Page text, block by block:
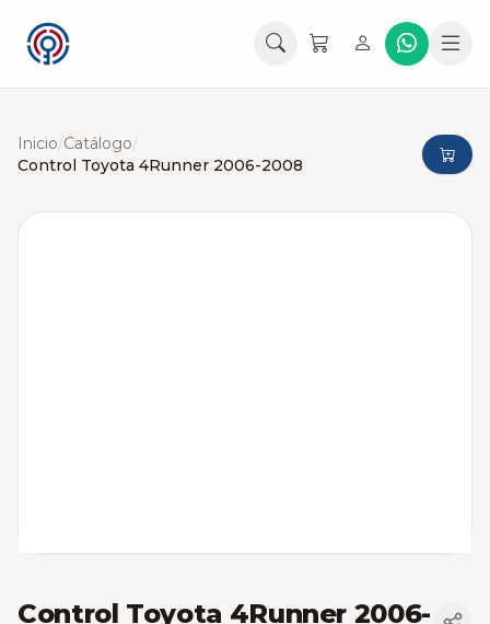
Inicio/Catálogo/
Control Toyota 4Runner 2006-2008
Control Toyota 4Runner 2006-